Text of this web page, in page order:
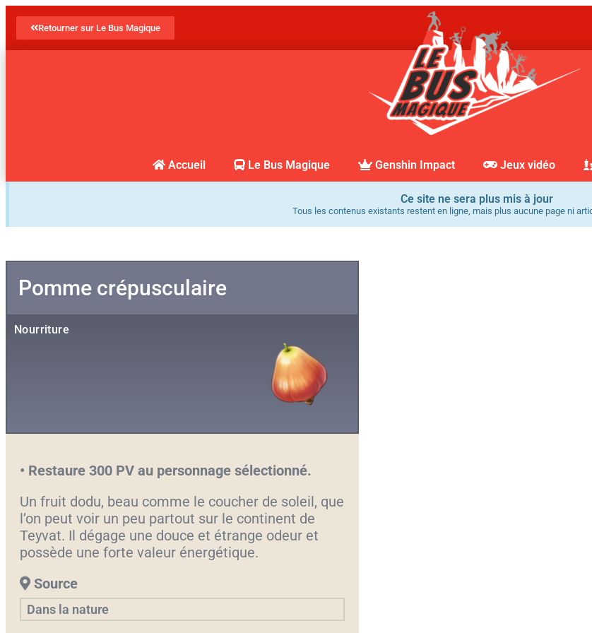
Retourner sur Le Bus Magique
Accueil Le Bus Magique Genshin Impact Jeux vidéo
Ce site ne sera plus mis à jour
Tous les contenus existants restent en ligne, mais plus aucune page ni
Pomme crépusculaire
Nourriture
• Restaure 300 PV au personnage sélectionné.
Un fruit dodu, beau comme le coucher de soleil, que
l’on peut voir un peu partout sur le continent de
Teyvat. Il dégage une douce et étrange odeur et
possède une forte valeur énergétique.
Source
Dans la nature